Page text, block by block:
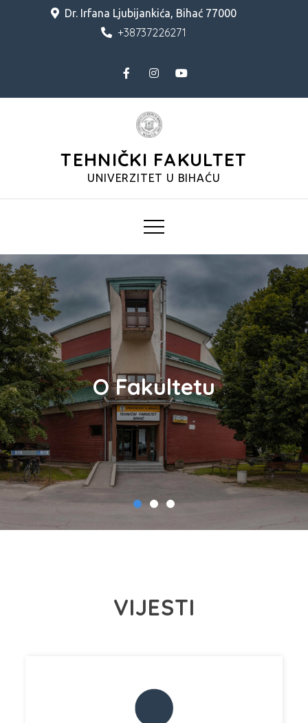
Dr. Irfana Ljubijankića, Bihać 77000
+38737226271
TEHNIČKI FAKULTET
UNIVERZITET U BIHAĆU
O Fakultetu
VIJESTI